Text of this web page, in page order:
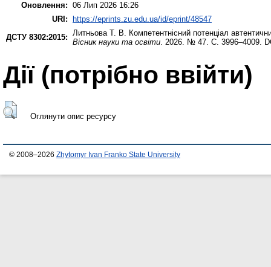
Оновлення: 06 Лип 2026 16:26
URI:
https://eprints.zu.edu.ua/id/eprint/48547
ДСТУ 8302:2015: Литньова Т. В. Компетентнісний потенціал
Вісник науки та освіти. 2026. № 47. С. 3996–4009.
Дії ​​(потрібно ввійти)
Оглянути опис ресурсу
© 2008–2026 Zhytomyr Ivan Franko State University